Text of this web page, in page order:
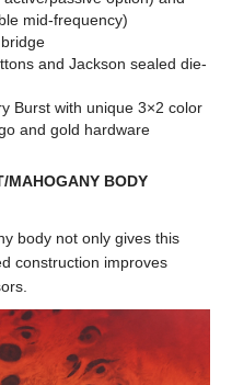
mid-frequency)
and Jackson sealed die-
Burst with unique 3×2 color
and gold hardware
MAHOGANY BODY
body not only gives this
construction improves